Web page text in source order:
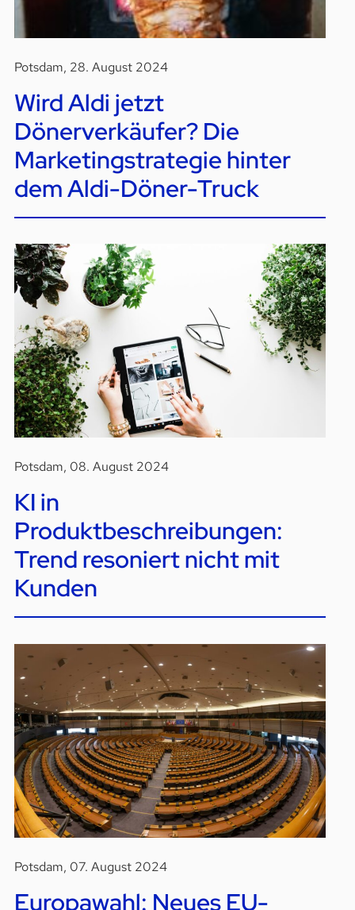
Potsdam, 28. August 2024
Wird Aldi jetzt
Dönerverkäufer? Die
Marketingstrategie hinter
dem Aldi-Döner-Truck
Potsdam, 08. August 2024
KI in
Produktbeschreibungen:
Trend resoniert nicht mit
Kunden
Potsdam, 07. August 2024
Europawahl: Neues EU-